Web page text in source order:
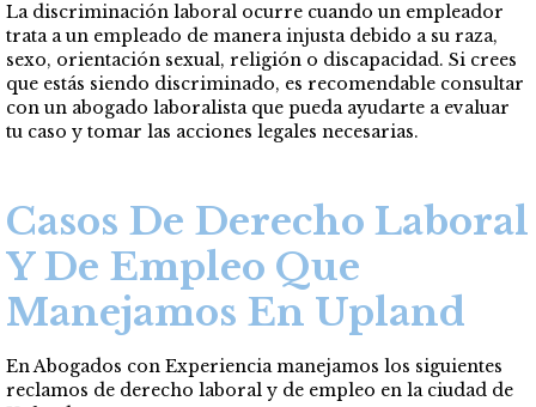
La discriminación laboral ocurre cuando un empleador
trata a un empleado de manera injusta debido a su raza,
sexo, orientación sexual, religión o discapacidad. Si crees
que estás siendo discriminado, es recomendable consultar
con un abogado laboralista que pueda ayudarte a evaluar
tu caso y tomar las acciones legales necesarias.
Casos De Derecho Laboral
Y De Empleo Que
Manejamos En Upland
En Abogados con Experiencia manejamos los siguientes
reclamos de derecho laboral y de empleo en la ciudad de